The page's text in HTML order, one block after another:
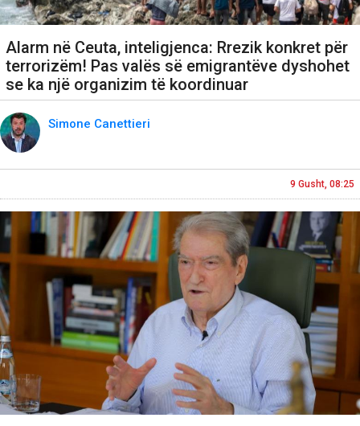
Alarm në Ceuta, inteligjenca: Rrezik konkret për
terrorizëm! Pas valës së emigrantëve dyshohet
se ka një organizim të koordinuar
Simone Canettieri
9 Gusht, 08:25